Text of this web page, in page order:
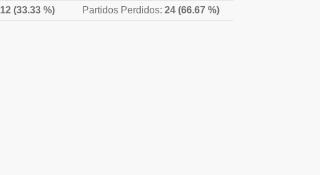
12 (33.33 %) Partidos Perdidos: 24 (66.67 %)